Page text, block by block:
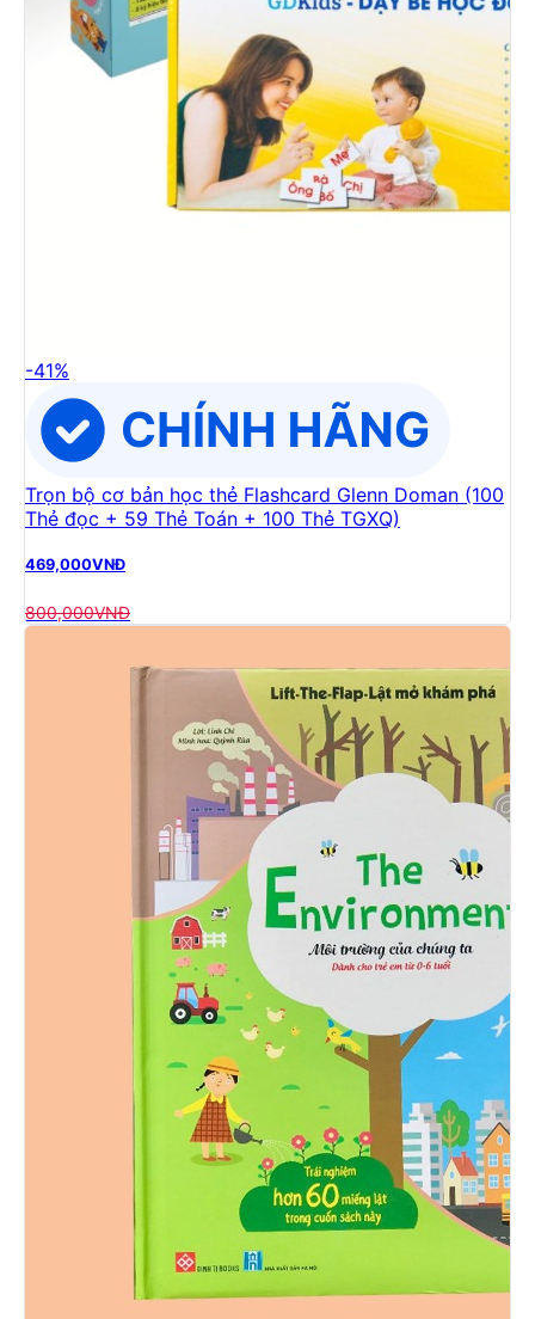
-41%
Trọn bộ cơ bản học thẻ Flashcard Glenn Doman (100
Thẻ đọc + 59 Thẻ Toán + 100 Thẻ TGXQ)
469,000VNĐ
800,000VNĐ